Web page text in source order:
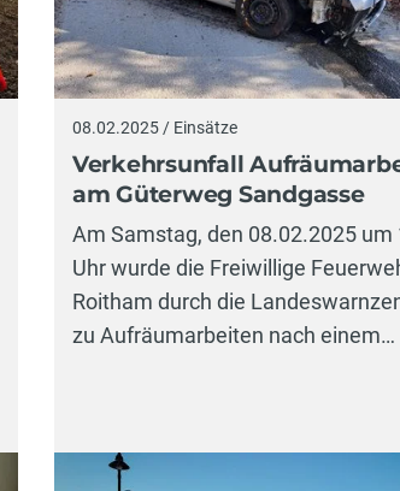
08.02.2025 / Einsätze
Verkehrsunfall
am Güterweg Sandgasse
Am Samstag, den 08.02.2025 um
Uhr wurde die Freiwillige
Roitham durch die
zu Aufräumarbeiten nach einem…